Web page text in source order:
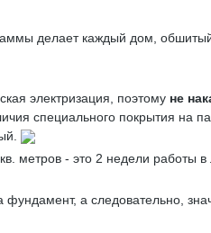
делает каждый дом,
электризация, поэтому не
специального покрытия на
метров - это 2 недели работы
фундамент, а следовательно,